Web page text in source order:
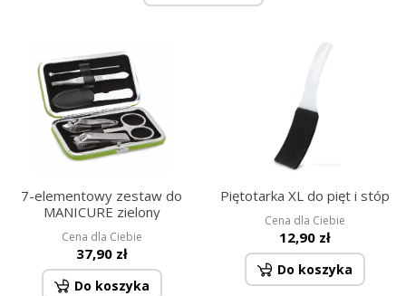
7-elementowy zestaw do
MANICURE zielony
Cena dla Ciebie
37,90 zł
Do koszyka
Piętotarka XL do pięt i stóp
Cena dla Ciebie
12,90 zł
Do koszyka